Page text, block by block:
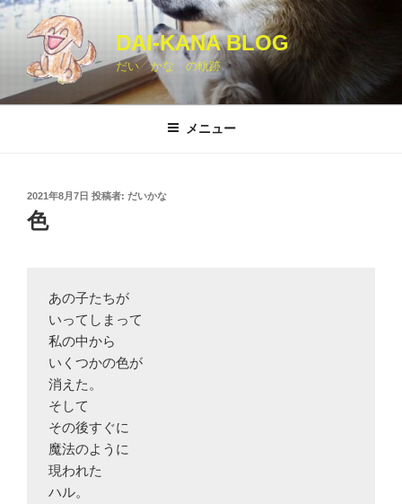
コ
ン
ツ
DAI-KANA BLOG
だい かな の軌跡
メニュー
投
稿
日:
2021年8月7日 投稿者: だいかな
色
あの子たちが
いってしまって
私の中から
いくつかの色が
消えた。
そして
その後すぐに
魔法のように
現われた
ハル。